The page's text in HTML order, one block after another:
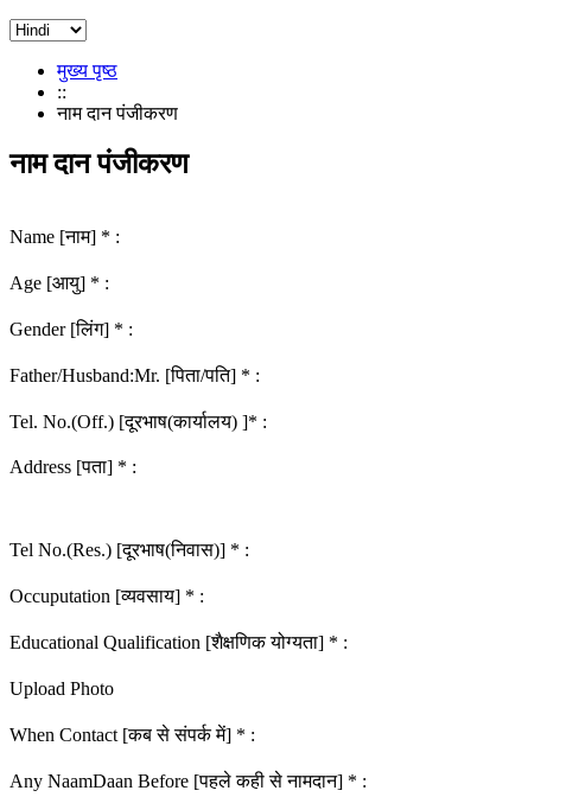
मुख्य पृष्ठ
::
नाम दान पंजीकरण
नाम दान पंजीकरण
Name [नाम] * :
Age [आयु] * :
Gender [लिंग] * :
Father/Husband:Mr. [पिता/पति] * :
Tel. No.(Off.) [दूरभाष(कार्यालय) ]* :
Address [पता] * :
Tel No.(Res.) [दूरभाष(निवास)] * :
Occuputation [व्यवसाय] * :
Educational Qualification [शैक्षणिक योग्यता] * :
Upload Photo
When Contact [कब से संपर्क में] * :
Any NaamDaan Before [पहले कही से नामदान] * :